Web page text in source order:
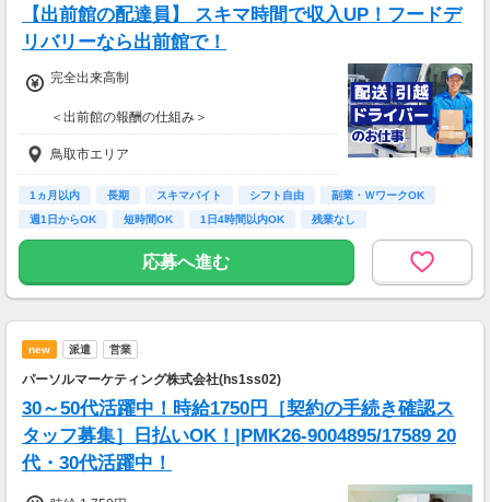
【出前館の配達員】 スキマ時間で収入UP！フードデ
リバリーなら出前館で！
完全出来高制
＜出前館の報酬の仕組み＞
基本報酬 ＋ ブースト
※ブーストとは配達距離、曜日や時間帯、天候
などを考慮して上乗せされる報酬の名称です。
【報酬例】
■月報酬：約38,000円
■配達日数：9日
＜ガッツリ稼ぎたいあなたは・・・＞
■配達日数：24日
■平均配送件数：11件/日
■使用車両：バイク
鳥取市エリア
1ヵ月以内 長期 スキマバイト シフト自由
副業・ＷワークOK
週1日からOK
短時間OK 1日4時間以内OK 残業なし
応募へ進む
new 派遣 営業
パーソルマーケティング株式会社(hs1ss02)
30～50代活躍中！時給1750円［契約の手続き確認ス
タッフ募集］日払いOK！|PMK26-9004895/17589 20
代・30代活躍中！